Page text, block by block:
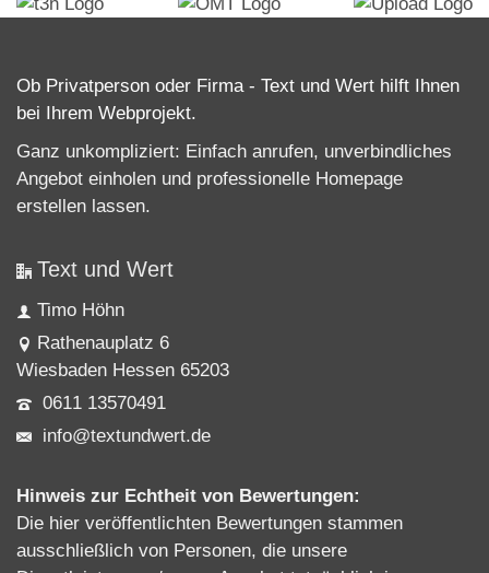
Ob Privatperson oder Firma - Text und Wert hilft Ihnen
bei Ihrem Webprojekt.
Ganz unkompliziert: Einfach anrufen, unverbindliches
Angebot einholen und professionelle Homepage
erstellen lassen.
Text und Wert
Timo Höhn
Rathenauplatz 6
Wiesbaden Hessen 65203
0611 13570491
info@textundwert.de
Hinweis zur Echtheit von Bewertungen:
Die hier veröffentlichten Bewertungen stammen
ausschließlich von Personen, die unsere